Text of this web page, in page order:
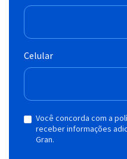
Celular
Você concorda com a
receber informações
Gran.